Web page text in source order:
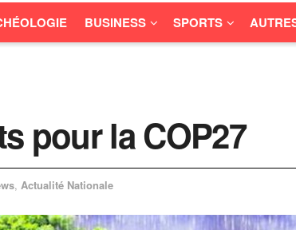
BUSINESS SPORTS
pour la COP27
, Actualité Nationale